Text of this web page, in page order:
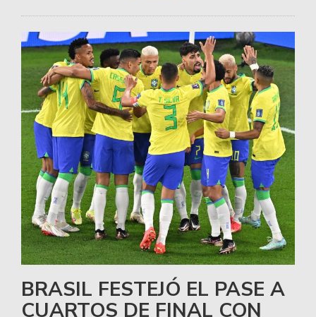
BRASIL FESTEJÓ EL PASE A
CUARTOS DE FINAL CON